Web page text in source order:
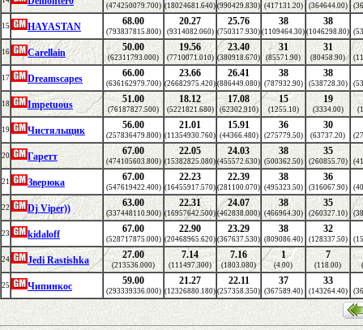
(474250079.700) (18024681.640) (990429.830) (417131.20) (364644.00)
15 HAYASTAN 68.00
(793837815.800)
20.27
(9314082.060)
25.76
(750317.930)
38
(1109464.30)
38
(1046298.80)
16 Carellain 50.00
(62311793.000)
19.56
(7710071.010)
23.40
(380918.670)
31
(85571.90)
31
(80458.90)
17 Dreamscapes 66.00
(636162979.700)
23.66
(26682975.420)
26.41
(886449.080)
38
(787932.90)
38
(538728.30)
18 Impetuous 51.00
(76187827.500)
18.12
(5221821.680)
17.08
(62302.910)
15
(1255.10)
19
(3334.00)
19 Чистяльщик 56.00
(257836479.800)
21.01
(11354930.760)
15.91
(44366.480)
36
(275779.50)
30
(63737.20)
20 Гаретт 67.00
(474105603.800)
22.05
(15382825.080)
24.03
(455572.630)
38
(500362.50)
35
(260855.70)
21 Зверюка 67.00
(547619422.400)
22.23
(16455917.570)
22.39
(281100.070)
38
(495323.50)
36
(316067.90)
22 Dj Viper)) 63.00
(337448110.900)
22.31
(16957642.500)
24.07
(462838.000)
38
(466964.30)
35
(260327.10)
23 kidaloff 67.00
(528717875.000)
22.90
(20468965.620)
23.29
(367637.530)
38
(809086.40)
32
(128337.50)
24 Jedi Rastishka 27.00
(213536.000)
7.14
(111497.300)
7.16
(1803.080)
1
(4.00)
7
(118.00)
25 Чипинкос 59.00
(293339336.000)
21.27
(12326880.180)
22.11
(257358.350)
37
(367589.40)
33
(143264.40)